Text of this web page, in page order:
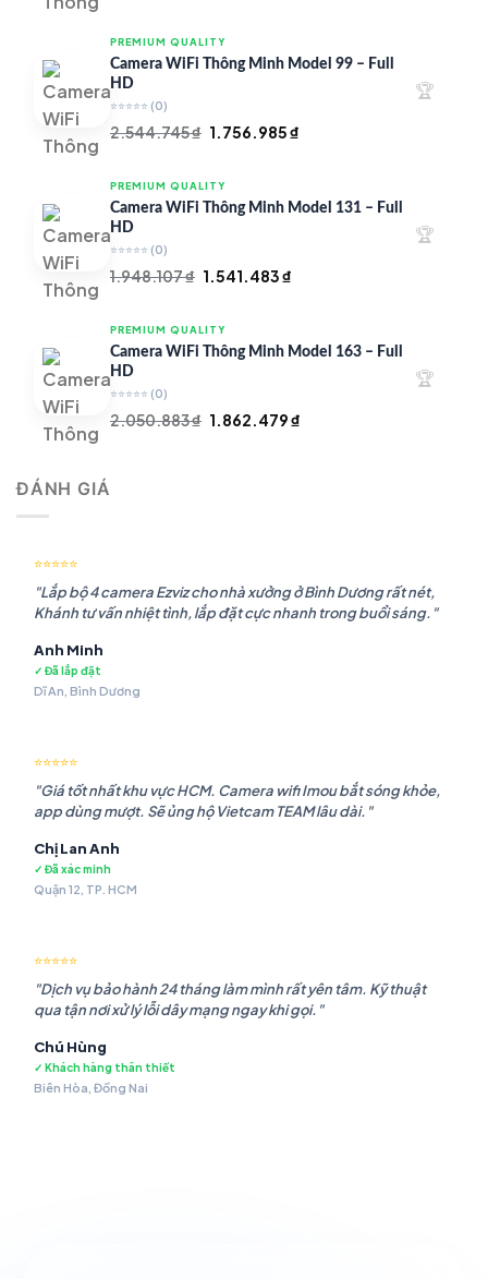
là:
4.890.563 ₫.
là:
PREMIUM QUALITY
Camera WiFi Thông Minh Model 99 – Full
HD
⭐⭐⭐⭐⭐ (0)
2.544.745₫ Giá
là:
2.544.745 ₫.
1.756.985₫
là:
🏆
PREMIUM QUALITY
Camera WiFi Thông Minh Model 131 – Full
HD
⭐⭐⭐⭐⭐ (0)
1.948.107₫ Giá
là:
1.948.107 ₫.
1.541.483₫
là:
🏆
PREMIUM QUALITY
Camera WiFi Thông Minh Model 163 – Full
HD
⭐⭐⭐⭐⭐ (0)
2.050.883₫ Giá
1.862.479₫
🏆
ĐÁNH GIÁ
⭐⭐⭐⭐⭐
"Lắp bộ 4 camera Ezviz cho nhà xưởng ở Bình Dương rất nét,
Khánh tư vấn nhiệt tình, lắp đặt cực nhanh trong buổi sáng."
Anh Minh
✓ Đã lắp đặt
Dĩ An, Bình Dương
⭐⭐⭐⭐⭐
"Giá tốt nhất khu vực HCM. Camera wifi Imou bắt sóng khỏe,
app dùng mượt. Sẽ ủng hộ Vietcam TEAM lâu dài."
Chị Lan Anh
✓ Đã xác minh
Quận 12, TP. HCM
⭐⭐⭐⭐⭐
"Dịch vụ bảo hành 24 tháng làm mình rất yên tâm. Kỹ thuật
qua tận nơi xử lý lỗi dây mạng ngay khi gọi."
Chú Hùng
✓ Khách hàng thân thiết
Biên Hòa, Đồng Nai